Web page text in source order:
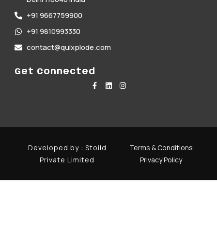
+91 9667759900
+91 9810993330
contact@quixplode.com
Get Connected
Developed by : Stoild
Private Limited
Terms & Conditions
Privacy Policy